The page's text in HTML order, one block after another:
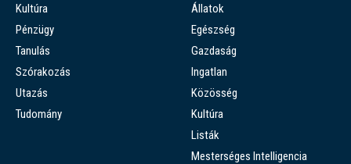
Kultúra
Pénzügy
Tanulás
Szórakozás
Utazás
Tudomány
Állatok
Egészség
Gazdaság
Ingatlan
Közösség
Kultúra
Listák
Mesterséges Intelligencia